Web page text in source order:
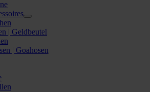
| Geldbeutel
| Goahosen